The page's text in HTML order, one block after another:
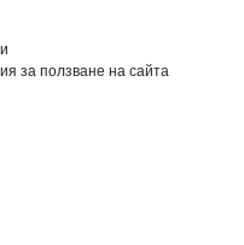
за ползване на сайта